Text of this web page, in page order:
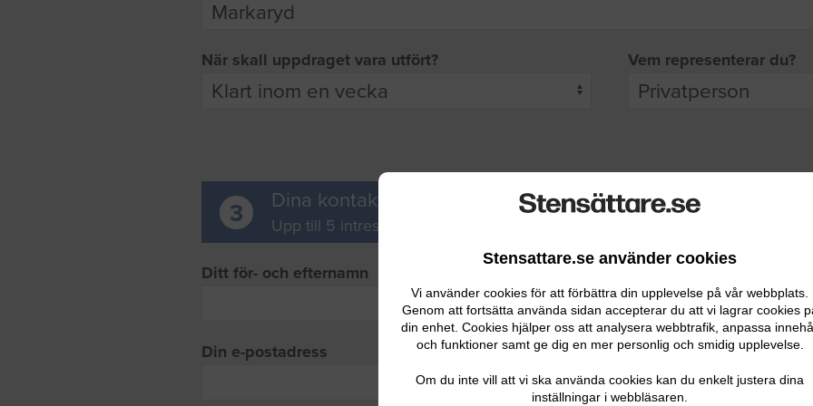
Stensattare.se använder cookies
Vi använder cookies för att förbättra din upplevelse på vår webbplats.
Genom att fortsätta använda sidan accepterar du att vi lagrar cookies
din enhet. Cookies hjälper oss att analysera webbtrafik, anpassa
och funktioner samt ge dig en mer personlig och smidig upplevelse.
Om du inte vill att vi ska använda cookies kan du enkelt justera dina
inställningar i webbläsaren.
När skall uppdraget vara utfört? Vem representerar du?
3 Dina kontaktuppgifter
Upp till 5 intresserade leverantörer får möjlighet att ta kontakt med dig.
Ditt för- och efternamn
Din e-postadress Ditt telefonnummer